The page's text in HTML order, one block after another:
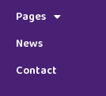
Pages
News
Contact